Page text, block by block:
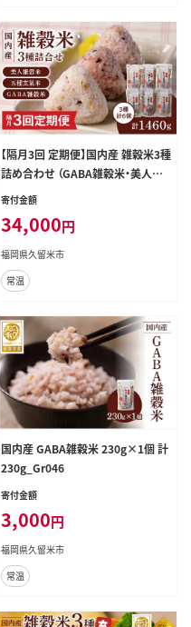
【隔月3回 定期便】国内産 雑穀米3種
詰め合わせ （GABA雑穀米・美人雑
穀米・五種玄氣雑穀米 各2個）_Tk0
寄付金額
34,000円
福岡県久留米市
常温
国内産 GABA雑穀米 230g×1個 計
230g_Gr046
寄付金額
3,000円
福岡県久留米市
常温